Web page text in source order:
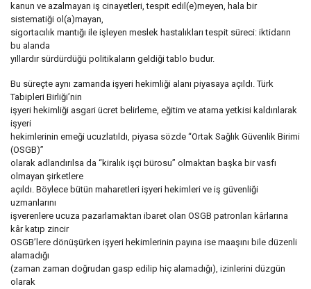
kanun ve azalmayan iş cinayetleri, tespit edil(e)meyen, hala bir
sistematiği ol(a)mayan,
sigortacılık mantığı ile işleyen meslek hastalıkları tespit süreci: iktidarın
bu alanda
yıllardır sürdürdüğü politikaların geldiği tablo budur.
Bu süreçte aynı zamanda işyeri hekimliği alanı piyasaya açıldı. Türk
Tabipleri Birliği’nin
işyeri hekimliği asgari ücret belirleme, eğitim ve atama yetkisi kaldırılarak
işyeri
hekimlerinin emeği ucuzlatıldı, piyasa sözde “Ortak Sağlık Güvenlik Birimi
(OSGB)”
olarak adlandırılsa da “kiralık işçi bürosu” olmaktan başka bir vasfı
olmayan şirketlere
açıldı. Böylece bütün maharetleri işyeri hekimleri ve iş güvenliği
uzmanlarını
işverenlere ucuza pazarlamaktan ibaret olan OSGB patronları kârlarına
kâr katıp zincir
OSGB’lere dönüşürken işyeri hekimlerinin payına ise maaşını bile düzenli
alamadığı
(zaman zaman doğrudan gasp edilip hiç alamadığı), izinlerini düzgün
olarak